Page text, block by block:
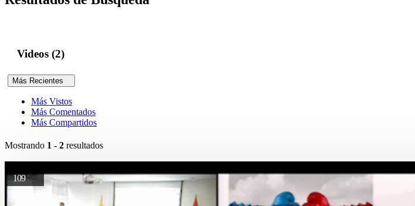
Videos (2)
Más Recientes
Más Vistos
Más Comentados
Más Compartidos
Mostrando 1 - 2 resultados
109